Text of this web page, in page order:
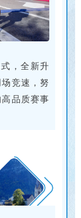
，全新升
竞速，努
品质赛事